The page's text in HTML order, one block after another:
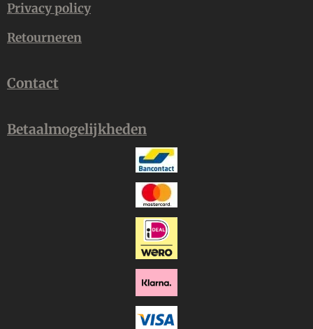
Privacy policy
Retourneren
Contact
Betaalmogelijkheden